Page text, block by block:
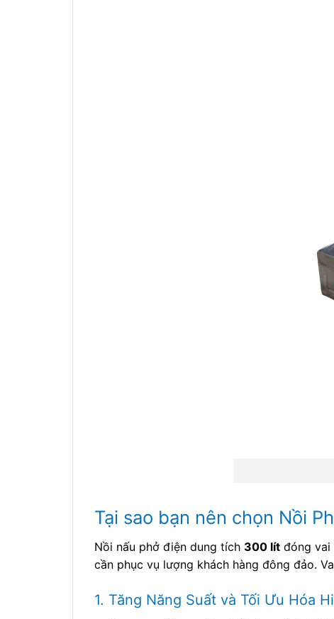
Tại sao bạn nên chọn Nồi
Nồi nấu phở điện dung tích 300 lít đóng
cần phục vụ lượng khách hàng đông đảo.
1. Tăng Năng Suất và Tối Ưu Hóa